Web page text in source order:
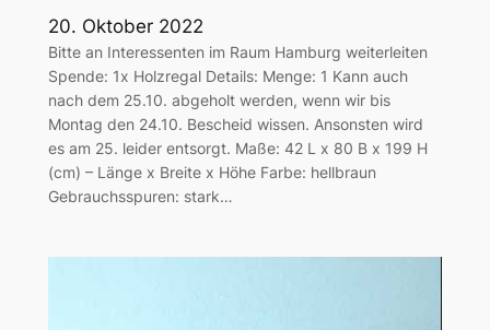
20. Oktober 2022
Bitte an Interessenten im Raum Hamburg weiterleiten
Spende: 1x Holzregal Details: Menge: 1 Kann auch
nach dem 25.10. abgeholt werden, wenn wir bis
Montag den 24.10. Bescheid wissen. Ansonsten wird
es am 25. leider entsorgt. Maße: 42 L x 80 B x 199 H
(cm) – Länge x Breite x Höhe Farbe: hellbraun
Gebrauchsspuren: stark…